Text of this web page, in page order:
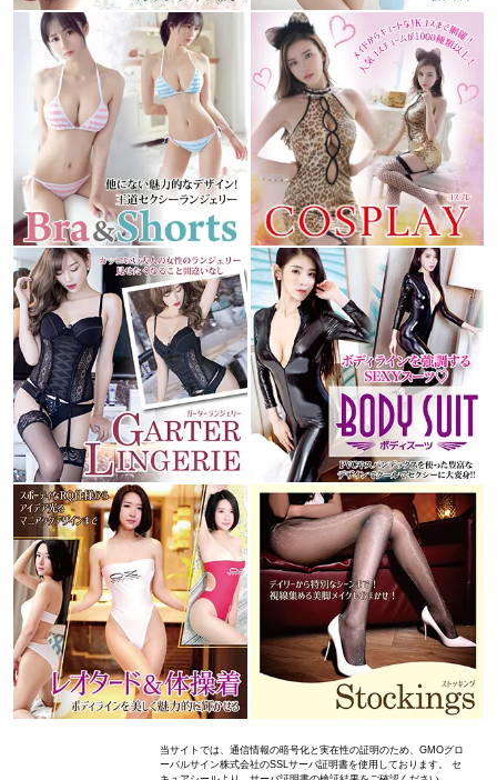
当サイトでは、通信情報の暗号化と実在性の証明のため、GMOグロ
ーバルサイン株式会社のSSLサーバ証明書を使用しております。 セ